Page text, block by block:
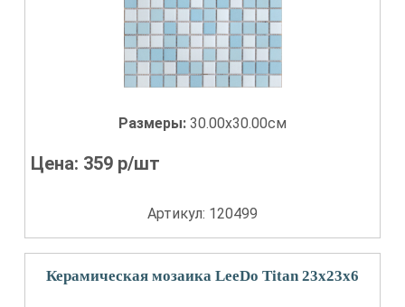
Размеры: 30.00x30.00см
Цена: 359 р/шт
Артикул: 120499
Керамическая мозаика LeeDo Titan 23x23x6